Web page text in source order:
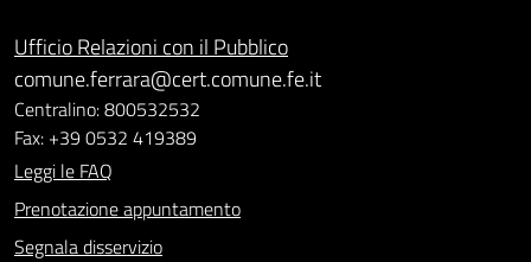
Ufficio Relazioni con il Pubblico
comune.ferrara@cert.comune.fe.it
Centralino: 800532532
Fax: +39 0532 419389
Leggi le FAQ
Prenotazione appuntamento
Segnala disservizio